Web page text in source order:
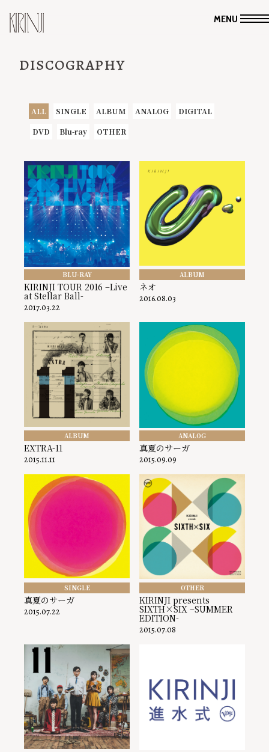
MENU
DISCOGRAPHY
ALL SINGLE ALBUM ANALOG
DIGITAL
DVD
Blu-ray OTHER
BLU-RAY
KIRINJI TOUR 2016 –Live
at Stellar Ball-
2017.03.22
ALBUM
ネオ
2016.08.03
ALBUM
EXTRA-11
2015.11.11
ANALOG
真夏のサーガ
2015.09.09
SINGLE
真夏のサーガ
2015.07.22
OTHER
KIRINJI presents
SIXTH×SIX –SUMMER
EDITION-
2015.07.08